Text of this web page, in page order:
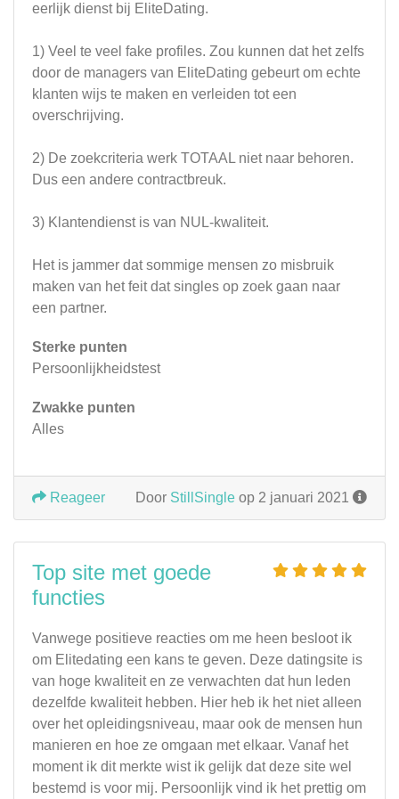
eerlijk dienst bij EliteDating.
1) Veel te veel fake profiles. Zou kunnen dat het zelfs
door de managers van EliteDating gebeurt om echte
klanten wijs te maken en verleiden tot een
overschrijving.
2) De zoekcriteria werk TOTAAL niet naar behoren.
Dus een andere contractbreuk.
3) Klantendienst is van NUL-kwaliteit.
Het is jammer dat sommige mensen zo misbruik
maken van het feit dat singles op zoek gaan naar
een partner.
Sterke punten
Persoonlijkheidstest
Zwakke punten
Alles
Door StillSingle op 2 januari 2021
Reageer
Top site met goede
functies
Vanwege positieve reacties om me heen besloot ik
om Elitedating een kans te geven. Deze datingsite is
van hoge kwaliteit en ze verwachten dat hun leden
dezelfde kwaliteit hebben. Hier heb ik het niet alleen
over het opleidingsniveau, maar ook de mensen hun
manieren en hoe ze omgaan met elkaar. Vanaf het
moment ik dit merkte wist ik gelijk dat deze site wel
bestemd is voor mij. Persoonlijk vind ik het prettig om